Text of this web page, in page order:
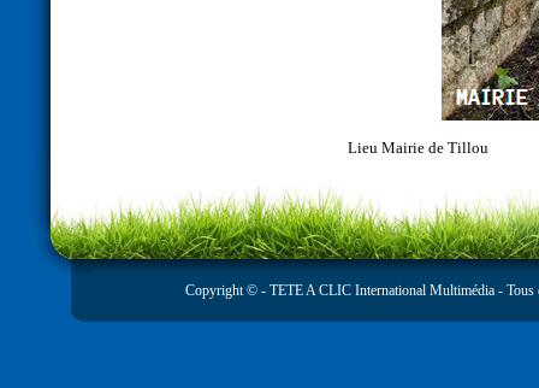
Lieu Mairie de Tillou
Copyright © - TETE A CLIC International Multimédia - Tous